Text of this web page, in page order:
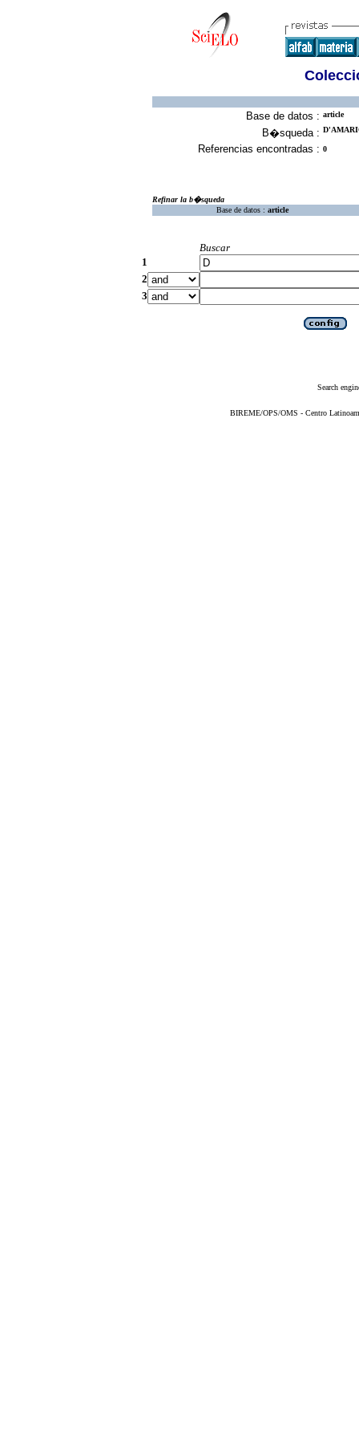
Base de datos : article
B�squeda :
Referencias encontradas : 0
Refinar la b�squeda
Base de datos : article
Buscar
1
2
3
Search
BIREME/OPS/OMS - Centro